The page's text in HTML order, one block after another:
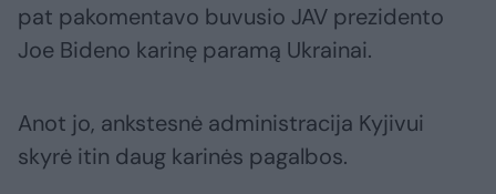
pat pakomentavo buvusio JAV prezidento
Joe Bideno karinę paramą Ukrainai.
Anot jo, ankstesnė administracija Kyjivui
skyrė itin daug karinės pagalbos.